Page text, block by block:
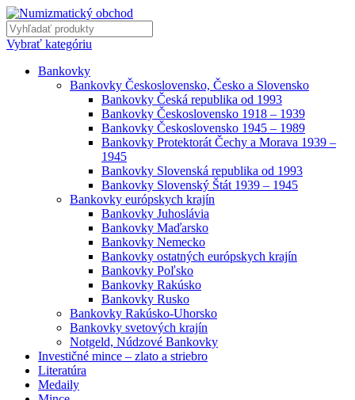
Vybrať kategóriu
Bankovky
Bankovky Československo, Česko a Slovensko
Bankovky Česká republika od 1993
Bankovky Československo 1918 – 1939
Bankovky Československo 1945 – 1989
Bankovky Protektorát Čechy a Morava 1939 –
1945
Bankovky Slovenská republika od 1993
Bankovky Slovenský Štát 1939 – 1945
Bankovky európskych krajín
Bankovky Juhoslávia
Bankovky Maďarsko
Bankovky Nemecko
Bankovky ostatných európskych krajín
Bankovky Poľsko
Bankovky Rakúsko
Bankovky Rusko
Bankovky Rakúsko-Uhorsko
Bankovky svetových krajín
Notgeld, Núdzové Bankovky
Investičné mince – zlato a striebro
Literatúra
Medaily